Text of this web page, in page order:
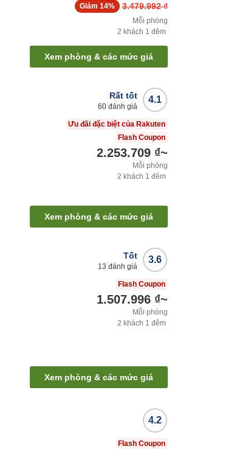
3.479.992 ₫
Giảm 14%
Mỗi phòng
2 khách 1 đêm
Xem phòng & các mức giá
4.1
Rất tốt
60 đánh giá
Ưu đãi đặc biệt của Rakuten
Flash Coupon
2.253.709 ₫~
Mỗi phòng
2 khách 1 đêm
Xem phòng & các mức giá
3.6
Tốt
13 đánh giá
Flash Coupon
1.507.996 ₫~
Mỗi phòng
2 khách 1 đêm
Xem phòng & các mức giá
4.2
Flash Coupon